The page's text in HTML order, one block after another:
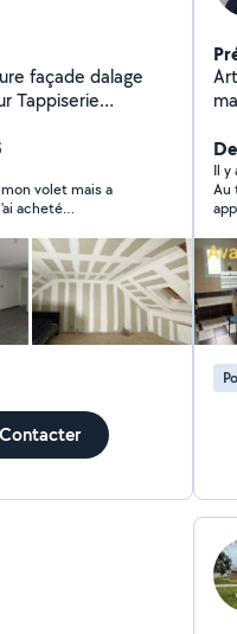
façade dalage
tonte de
Démolition Débarrasse de la cave au grenier Électricité
acheté
Résultats
volet donc je ne
Contacter
Il y
Au top, Michel a fait